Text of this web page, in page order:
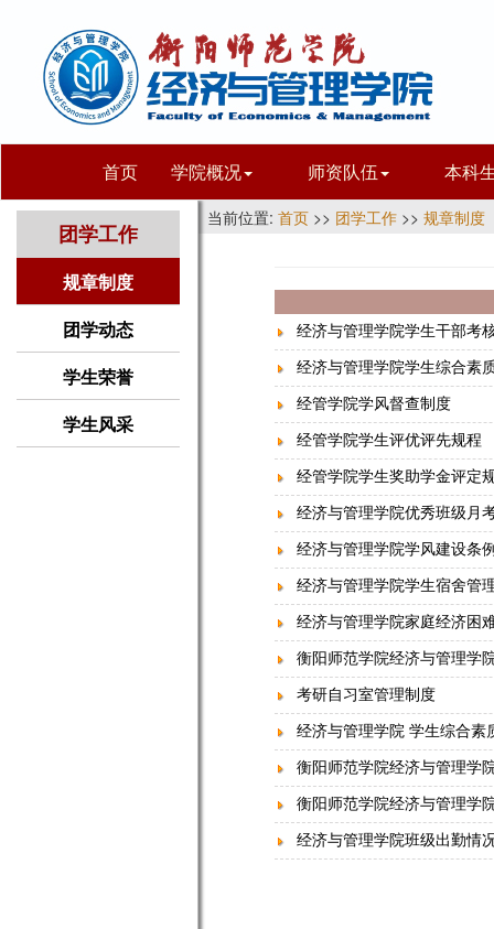
首页 学院概况 师资队伍 本科
团学工作
规章制度
团学动态
学生荣誉
学生风采
当前位置: 首页 >> 团学工作 >> 规章制度
经济与管理学院学生干部考
经济与管理学院学生综合素
经管学院学风督查制度
经管学院学生评优评先规程
经管学院学生奖助学金评定
经济与管理学院优秀班级月
经济与管理学院学风建设条
经济与管理学院学生宿舍管
经济与管理学院家庭经济困
衡阳师范学院经济与管理学
考研自习室管理制度
经济与管理学院 学生综合素
衡阳师范学院经济与管理学
衡阳师范学院经济与管理学
经济与管理学院班级出勤情